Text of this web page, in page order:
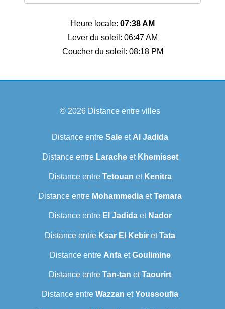
Heure locale: 07:38 AM
Lever du soleil: 06:47 AM
Coucher du soleil: 08:18 PM
© 2026 Distance entre villes
Distance entre Sale et Al Jadida
Distance entre Laracheet Khemisset
Distance entre Tetouan et Kenitra
Distance entre Mohammedia etTemara
Distance entre El Jadidaet Nador
Distance entre Ksar El Kebir etTata
Distance entre AnfaetGoulimine
Distance entre Tan-tan etTaourirt
Distance entre Wazzan etYoussoufia